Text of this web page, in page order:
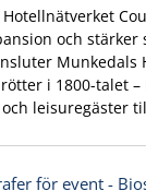
Hotellnätverket
och stärker
Munkedals
i 1800-talet
leisuregäster